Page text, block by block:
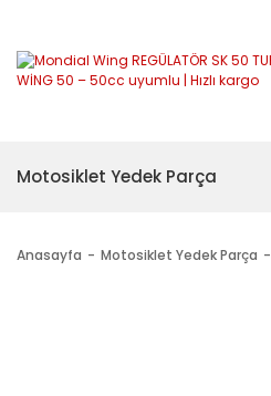
Motosiklet Yedek Parça
Anasayfa Motosiklet Yedek Parça